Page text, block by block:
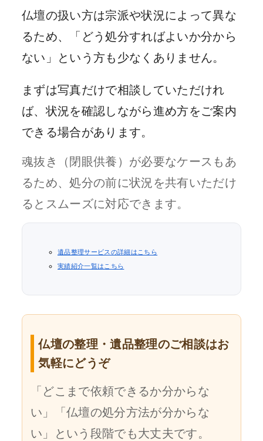
仏壇の扱い方は宗派や状況によって異な
るため、「どう処分すればよいか分から
ない」という方も少なくありません。
まずは写真だけで相談していただけれ
ば、状況を確認しながら進め方をご案内
できる場合があります。
魂抜き（閉眼供養）が必要なケースもあ
るため、処分の前に状況を共有いただけ
るとスムーズに対応できます。
遺品整理サービスの詳細はこちら
実績紹介一覧はこちら
仏壇の整理・遺品整理のご相談はお
気軽にどうぞ
「どこまで依頼できるか分からな
い」「仏壇の処分方法が分からな
い」という段階でも大丈夫です。